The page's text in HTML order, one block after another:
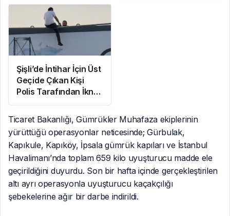
Şişli’de İntihar İçin Üst
Geçide Çıkan Kişi
Polis Tarafından İkna
Edildi
Ticaret Bakanlığı, Gümrükler Muhafaza ekiplerinin
yürüttüğü operasyonlar neticesinde; Gürbulak,
Kapıkule, Kapıköy, İpsala gümrük kapıları ve İstanbul
Havalimanı’nda toplam 659 kilo uyuşturucu madde ele
geçirildiğini duyurdu. Son bir hafta içinde gerçekleştirilen
altı ayrı operasyonla uyuşturucu kaçakçılığı
şebekelerine ağır bir darbe indirildi.